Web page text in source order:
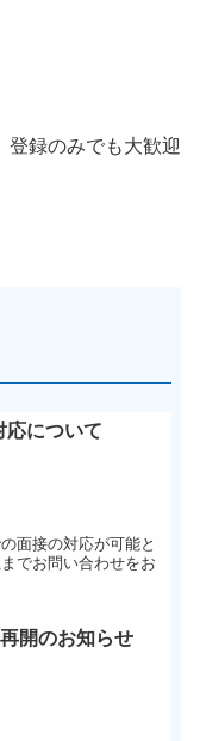
登録のみでも大歓迎
応について
面接の対応が可能と
でお問い合わせをお
開のお知らせ